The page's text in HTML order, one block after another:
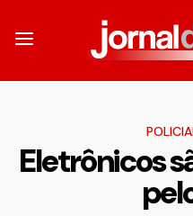
Eletrônicos